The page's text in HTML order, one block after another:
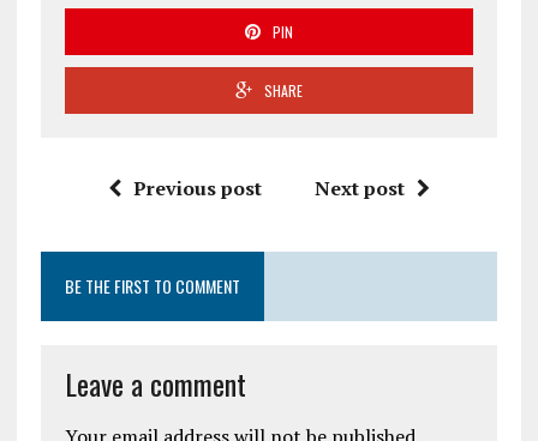
PIN
SHARE
Previous post Next post
BE THE FIRST TO COMMENT
Leave a comment